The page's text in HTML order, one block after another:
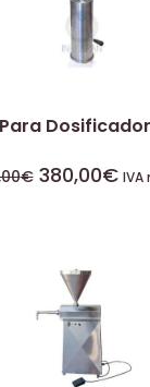
€ 380,00€ IVA